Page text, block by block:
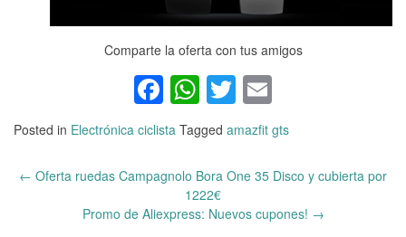
Comparte la oferta con tus amigos
Facebook
WhatsApp
Twitter
Posted in Electrónica ciclista Tagged amazfit gts
navigation
← Oferta ruedas Campagnolo Bora One 35 Disco y cubierta por
1222€
Promo de Aliexpress: Nuevos cupones! →